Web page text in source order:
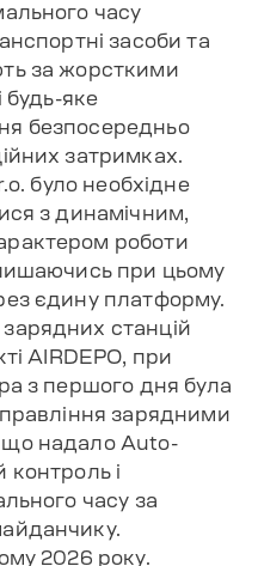
часу
засоби та
за жорсткими
будь-яке
безпосередньо
затримках.
було необхідне
з динамічним,
роботи
при цьому
єдину платформу.
станцій
AIRDEPO, при
з першого дня була
зарядними
що надало Auto-
контроль і
часу за
2026 року.